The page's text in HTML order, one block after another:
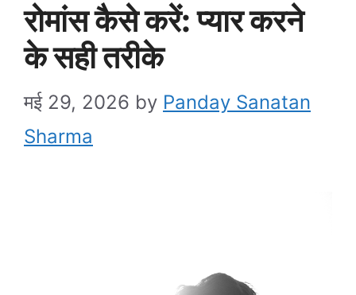
रोमांस कैसे करें: प्यार करने
के सही तरीके
मई 29, 2026 by Panday Sanatan
Sharma